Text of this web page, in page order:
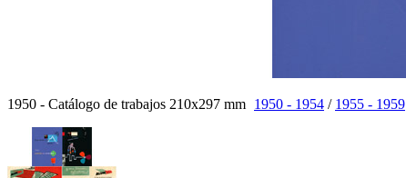
1950 - 1954 / 1955 - 1959
1950 - Catálogo de trabajos 210x297 mm